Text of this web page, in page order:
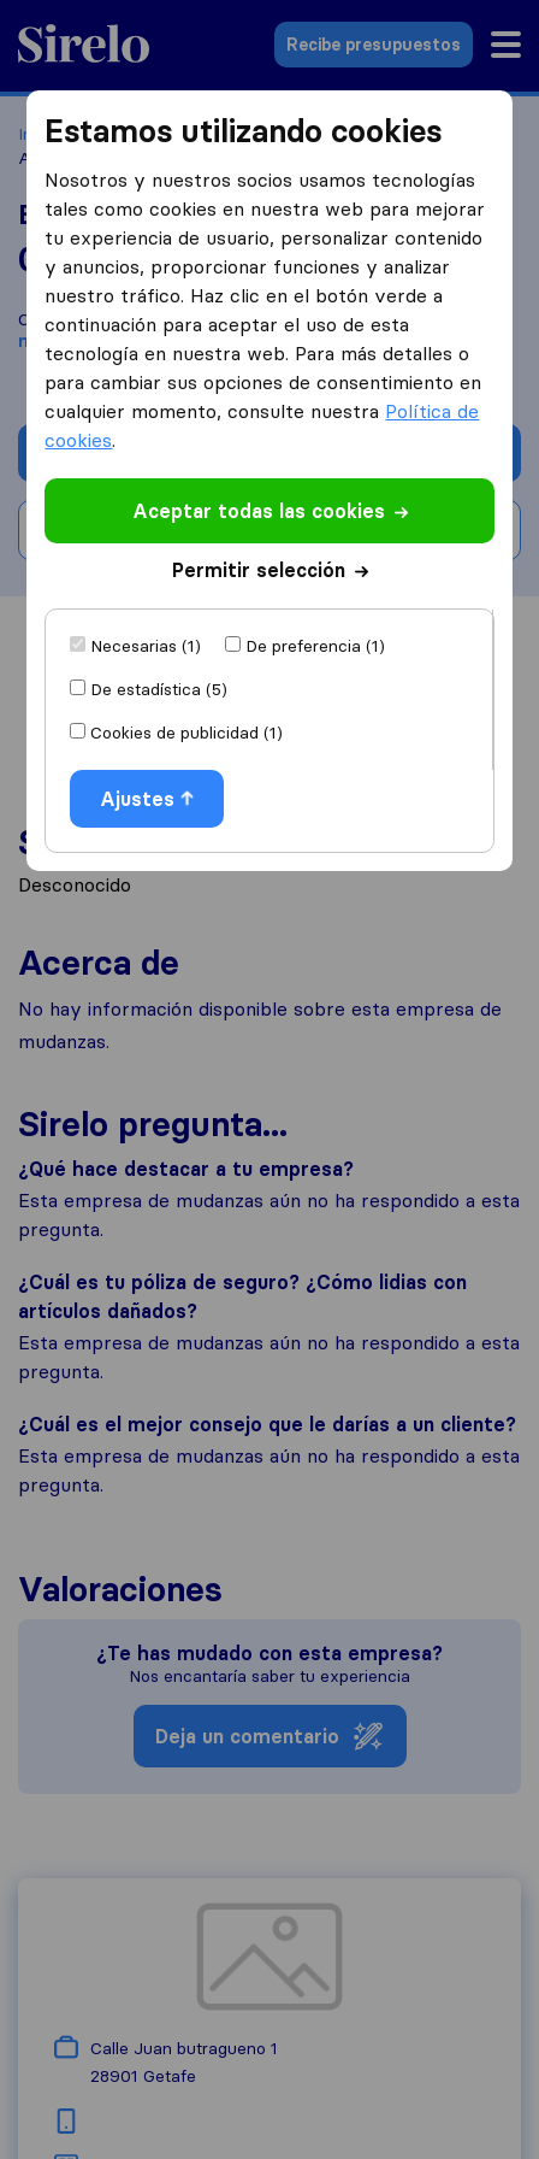
Sirelo.es
Recibe presupuestos
Inicio Empresas de mudanzas Getafe
Efe Felix
Akpoyibo
Efe Felix Akpoyibo
0,0 basado en
reseñas de Sirelo y Google
i
Compara Efe Felix Akpoyibo con otrasempresas de
mudanzas
Getafe
Escribe una valoración
Información Valoraciones
Servicios
Desconocido
Acerca de
No hay información disponible sobre esta empresa de
mudanzas.
Sirelo pregunta...
¿Qué hace destacar a tu empresa?
Esta empresa de mudanzas aún no ha respondido a esta
pregunta.
¿Cuál es tu póliza de seguro? ¿Cómo lidias con
artículos dañados?
Esta empresa de mudanzas aún no ha respondido a esta
pregunta.
¿Cuál es el mejor consejo que le darías a un cliente?
Esta empresa de mudanzas aún no ha respondido a esta
pregunta.
Valoraciones
¿Te has mudado con esta empresa?
Nos encantaría saber tu experiencia
Deja un comentario
Calle Juan butragueno 1
28901 Getafe
Estamos utilizando cookies
Nosotros y nuestros socios usamos tecnologías
tales como cookies en nuestra web para mejorar
tu experiencia de usuario, personalizar contenido
y anuncios, proporcionar funciones y analizar
nuestro tráfico. Haz clic en el botón verde a
continuación para aceptar el uso de esta
tecnología en nuestra web. Para más detalles o
para cambiar sus opciones de consentimiento en
cualquier momento, consulte nuestra Política de
cookies.
Aceptar todas las cookies
Permitir selección
Necesarias (1)
De preferencia (1)
De estadística (5)
Cookies de publicidad (1)
Ajustes